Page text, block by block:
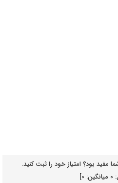
مفید بود؟ امتیاز خود را ثبت کنید.
0میانگین: 0
]